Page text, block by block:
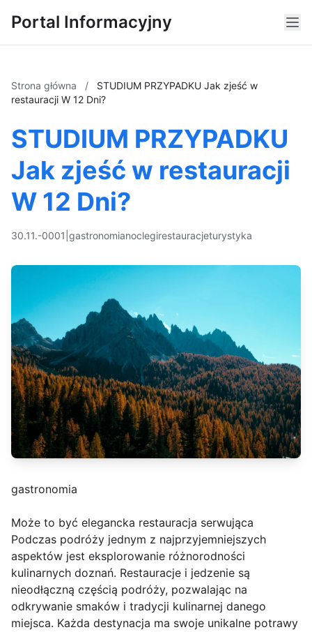
Portal Informacyjny
Strona główna /
STUDIUM PRZYPADKU Jak zjeść w
restauracji W 12 Dni?
STUDIUM PRZYPADKU
Jak zjeść w restauracji
W 12 Dni?
30.11.-0001 gastronomianoclegirestauracjeturystyka
gastronomia
Może to być elegancka restauracja serwująca
Podczas podróży jednym z najprzyjemniejszych
aspektów jest eksplorowanie różnorodności
kulinarnych doznań. Restauracje i jedzenie są
nieodłączną częścią podróży, pozwalając na
odkrywanie smaków i tradycji kulinarnej danego
miejsca. Każda destynacja ma swoje unikalne potrawy